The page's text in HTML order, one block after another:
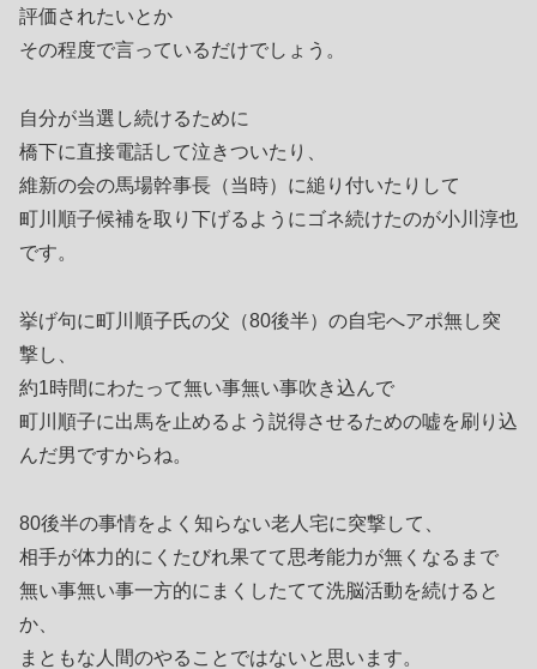
評価されたいとか
その程度で言っているだけでしょう。
自分が当選し続けるために
橋下に直接電話して泣きついたり、
維新の会の馬場幹事長（当時）に縋り付いたりして
町川順子候補を取り下げるようにゴネ続けたのが小川淳也
です。
挙げ句に町川順子氏の父（80後半）の自宅へアポ無し突
撃し、
約1時間にわたって無い事無い事吹き込んで
町川順子に出馬を止めるよう説得させるための嘘を刷り込
んだ男ですからね。
80後半の事情をよく知らない老人宅に突撃して、
相手が体力的にくたびれ果てて思考能力が無くなるまで
無い事無い事一方的にまくしたてて洗脳活動を続けると
か、
まともな人間のやることではないと思います。